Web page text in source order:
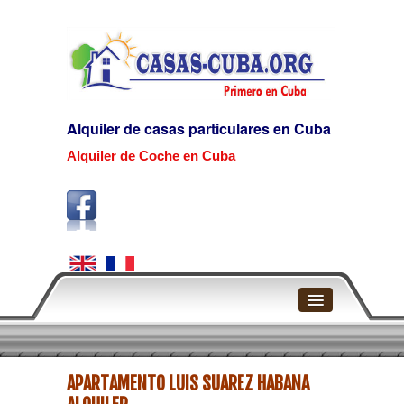
Alquiler de casas particulares en Cuba
Alquiler de Coche en Cuba
Home
La Habana
APARTAMENTO LUIS SUAREZ HABANA